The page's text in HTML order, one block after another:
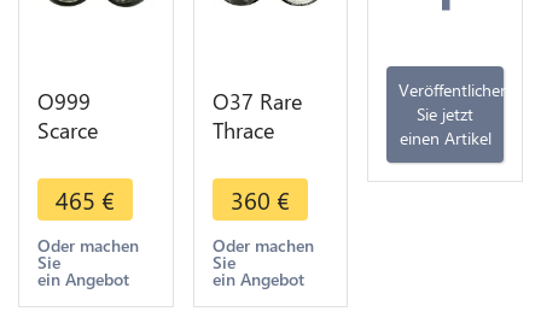
O999
Scarce
Tarente
Nomos
Statère ou
Didrachme
Sauphin
465 €
Oder machen
Sie
ein Angebot
O37 Rare
Thrace
Tetradrachm
Dionysos
Herakles
148-80
Argent
360 €
Oder machen
Sie
ein Angebot
Veröffentlichen
Sie jetzt
einen Artikel